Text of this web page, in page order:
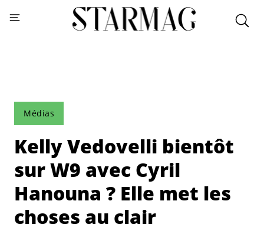
Médias
Kelly Vedovelli bientôt
sur W9 avec Cyril
Hanouna ? Elle met les
choses au clair